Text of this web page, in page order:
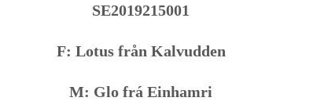
SE2019215001
F: Lotus från Kalvudden
M: Glo frá Einhamri